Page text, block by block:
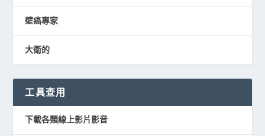
壁癌專家
大衛的
工具查用
下載各類線上影片影音